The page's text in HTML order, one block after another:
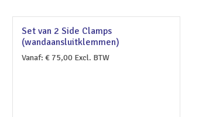
Set van 2 Side Clamps
(wandaansluitklemmen)
Vanaf: €75,00Excl. BTW